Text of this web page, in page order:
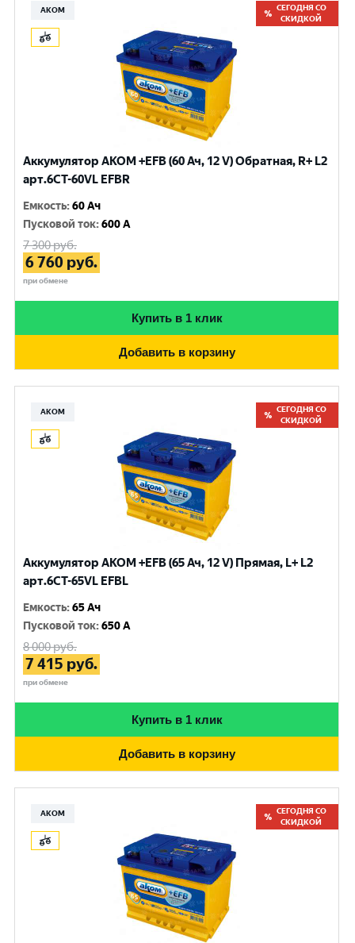
АКОМ
СЕГОДНЯ СО
СКИДКОЙ
Аккумулятор AKOM +EFB (60 Ач, 12 V) Обратная, R+ L2
арт.6CТ-60VL EFBR
Емкость:60 Ач
Пусковой ток:600 A
7 300руб.
6 760 руб.
при обмене
Купить в 1 клик
Добавить в корзину
АКОМ
СЕГОДНЯ СО
СКИДКОЙ
Аккумулятор AKOM +EFB (65 Ач, 12 V) Прямая, L+ L2
арт.6СТ-65VL EFBL
Емкость:65 Ач
Пусковой ток:650 A
8 000руб.
7 415 руб.
при обмене
Купить в 1 клик
Добавить в корзину
АКОМ
СЕГОДНЯ СО
СКИДКОЙ